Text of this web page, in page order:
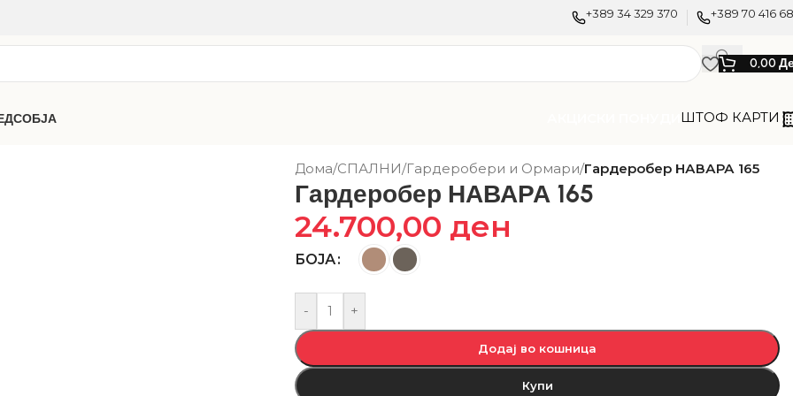
+389 34 329 370 +389 70 416
0,00
ШТОФ КАРТИ
Дома/СПАЛНИ/Гардеробери и Ормари/Гардеробер НАВАРА 165
Гардеробер НАВАРА 165
24.700,00 ден
БОЈА
- +
Додај во кошница
Купи